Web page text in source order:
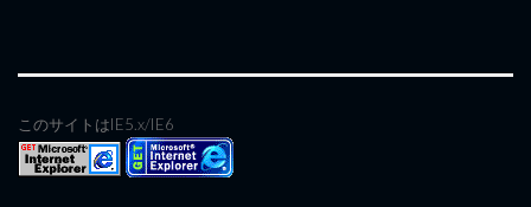
このサイトはIE5.x/IE6